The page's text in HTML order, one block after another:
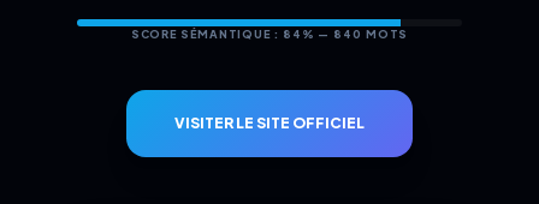
SCORE SÉMANTIQUE : 84% — 840 MOTS
VISITER LE SITE OFFICIEL